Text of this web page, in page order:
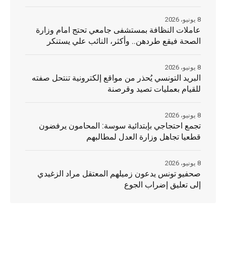
عاملات النظافة بمستشفى جامعي تحتج امام وزارة
الصحة فيقع طردهن.. وأكثر، النائب علي يستنكر
8 يونيو، 2026
البريد التونسي يُحذر من مواقع إلكترونية تنتحل صفته
للقيام بعمليات تصيد وقرصنة
8 يونيو، 2026
تجمع احتجاجي بإبتدائية سوسة: المحامون يرفضون
قطعيا تجاهل وزارة العدل لمطالبهم
8 يونيو، 2026
صحفيو تونس يدعون زميلهم المعتقل مراد الزغيدي
إلى تعليق إضراب الجوع
8 يونيو، 2026